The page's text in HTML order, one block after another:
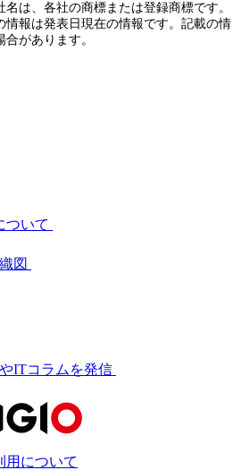
は、各社の商標または登録商標です。
報は発表日現在の情報です。記載の情
があります。
ついて
図
ITコラムを発信
用について